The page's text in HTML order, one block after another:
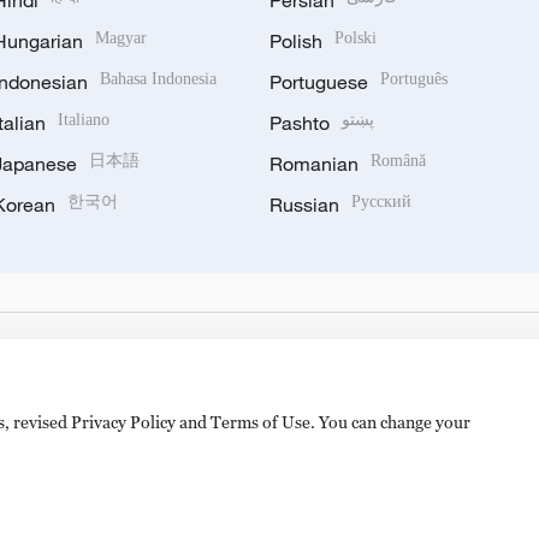
Magyar
Bahasa Indonesia
Italiano
日本語
한국어
Polish Polski
Portuguese Português
Pashto پښتو
Romanian Română
Russian Русский
Privacy Policy and Terms of Use. You can change your